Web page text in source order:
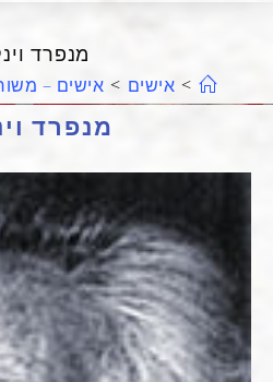
מנפרד
> אישים > אישים –
מנפרד